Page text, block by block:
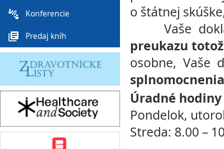
o štátnej
Vaše
preukazu
osobne, Vaše
splnomocnenia
Úradné hodiny
Pondelok,
Streda: 8.00 –
connect_without_contact Konferencie
library_books Predaj kníh